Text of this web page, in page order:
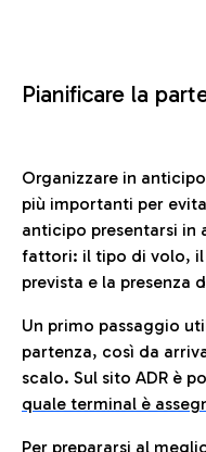
Pianificare la
Organizzare in
più importanti per
anticipo presentarsi in
fattori: il tipo di volo, il
prevista e la presenza
Un primo passaggio
partenza, così da
scalo. Sul sito ADR è
quale terminal è
Per prepararsi al